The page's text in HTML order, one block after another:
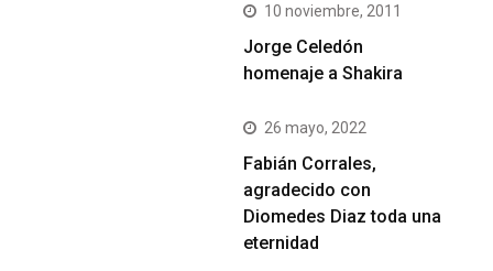
10 noviembre, 2011
Jorge Celedón
homenaje a Shakira
26 mayo, 2022
Fabián Corrales,
agradecido con
Diomedes Diaz toda una
eternidad